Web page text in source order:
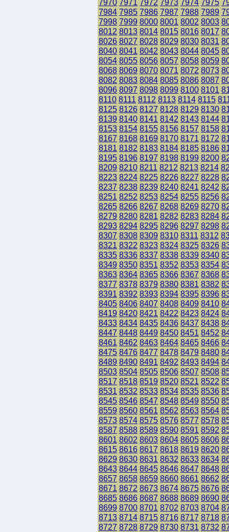
7970 7971 7972 7973 7974 7975
7984 7985 7986 7987 7988 7989
7998 7999 8000 8001 8002 8003
8012 8013 8014 8015 8016 8017
8026 8027 8028 8029 8030 8031
8040 8041 8042 8043 8044 8045
8054 8055 8056 8057 8058 8059
8068 8069 8070 8071 8072 8073
8082 8083 8084 8085 8086 8087
8096 8097 8098 8099 8100 8101
8110 8111 8112 8113 8114 8115
8125 8126 8127 8128 8129 8130
8139 8140 8141 8142 8143 8144
8153 8154 8155 8156 8157 8158
8167 8168 8169 8170 8171 8172
8181 8182 8183 8184 8185 8186
8195 8196 8197 8198 8199 8200
8209 8210 8211 8212 8213 8214
8223 8224 8225 8226 8227 8228
8237 8238 8239 8240 8241 8242
8251 8252 8253 8254 8255 8256
8265 8266 8267 8268 8269 8270
8279 8280 8281 8282 8283 8284
8293 8294 8295 8296 8297 8298
8307 8308 8309 8310 8311 8312
8321 8322 8323 8324 8325 8326
8335 8336 8337 8338 8339 8340
8349 8350 8351 8352 8353 8354
8363 8364 8365 8366 8367 8368
8377 8378 8379 8380 8381 8382
8391 8392 8393 8394 8395 8396
8405 8406 8407 8408 8409 8410
8419 8420 8421 8422 8423 8424
8433 8434 8435 8436 8437 8438
8447 8448 8449 8450 8451 8452
8461 8462 8463 8464 8465 8466
8475 8476 8477 8478 8479 8480
8489 8490 8491 8492 8493 8494
8503 8504 8505 8506 8507 8508
8517 8518 8519 8520 8521 8522
8531 8532 8533 8534 8535 8536
8545 8546 8547 8548 8549 8550
8559 8560 8561 8562 8563 8564
8573 8574 8575 8576 8577 8578
8587 8588 8589 8590 8591 8592
8601 8602 8603 8604 8605 8606
8615 8616 8617 8618 8619 8620
8629 8630 8631 8632 8633 8634
8643 8644 8645 8646 8647 8648
8657 8658 8659 8660 8661 8662
8671 8672 8673 8674 8675 8676
8685 8686 8687 8688 8689 8690
8699 8700 8701 8702 8703 8704
8713 8714 8715 8716 8717 8718
8727 8728 8729 8730 8731 8732